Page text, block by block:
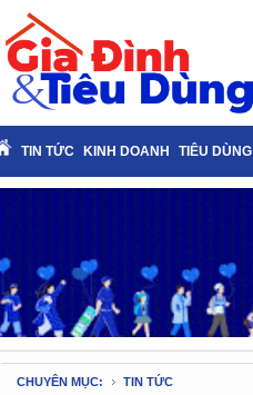
TIN TỨC KINH DOANH TIÊU DÙNG
CHUYÊN MỤC: TIN TỨC